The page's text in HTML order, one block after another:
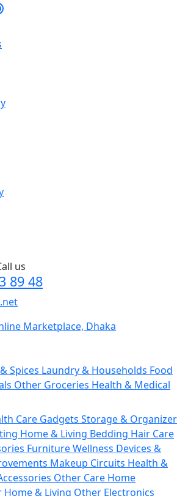
us
89 48
Marketplace, Dhaka
Spices Laundry & Households Food
Other Groceries Health & Medical
Care Gadgets Storage & Organizer
Home & Living Bedding Hair Care
FurnitureWellness Devices &
Makeup Circuits Health &
Other Care Home
Home & Living Other Electronics